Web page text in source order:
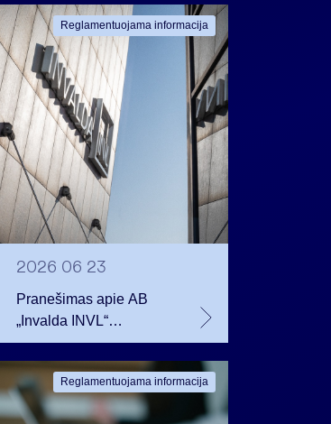
Reglamentuojama informacija
2026 06 23
Pranešimas apie AB
„Invalda INVL“
balsavimo teisių
netekimą
Reglamentuojama informacija